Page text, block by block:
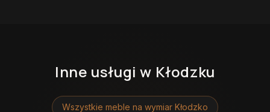
Inne usługiw Kłodzku
Wszystkie meble na wymiar Kłodzko